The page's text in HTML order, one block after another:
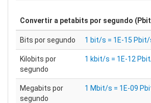
Convertir a petabits por segundo
Bits por segundo 1 bit/s = 1E-15
Kilobits por
segundo
1 kbit/s = 1E-12
Megabits por
segundo
1 Mbit/s = 1E-09